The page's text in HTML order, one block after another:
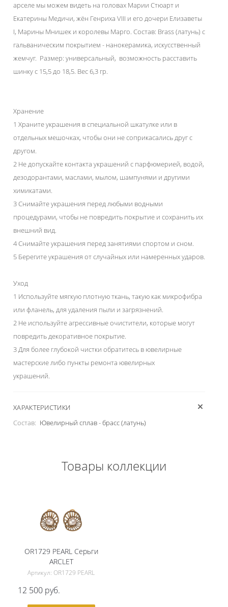
арселе мы можем видеть на головах Марии Стюарт и
Екатерины Медичи, жён Генриха VIII и его дочери Елизаветы
I, Марины Мнишек и королевы Марго. Состав: Brass (латунь) с
гальваническим покрытием - нанокерамика, искусственный
жемчуг. Размер: универсальный, возможность расставить
шинку с 15,5 до 18,5. Вес 6,3 гр.
Хранение
1 Храните украшения в специальной шкатулке или в
отдельных мешочках, чтобы они не соприкасались друг с
другом.
2 Не допускайте контакта украшений с парфюмерией, водой,
дезодорантами, маслами, мылом, шампунями и другими
химикатами.
3 Снимайте украшения перед любыми водными
процедурами, чтобы не повредить покрытие и сохранить их
внешний вид.
4 Снимайте украшения перед занятиями спортом и сном.
5 Берегите украшения от случайных или намеренных ударов.
Уход
1 Используйте мягкую плотную ткань, такую как микрофибра
или фланель, для удаления пыли и загрязнений.
2 Не используйте агрессивные очистители, которые могут
повредить декоративное покрытие.
3 Для более глубокой чистки обратитесь в ювелирные
мастерские либо пункты ремонта ювелирных
украшений.
ХАРАКТЕРИСТИКИ
Состав: Ювелирный сплав - брасс (латунь)
Товары коллекции
OR1729 PEARL Серьги
ARCLET
Артикул: OR1729 PEARL
12 500 руб.